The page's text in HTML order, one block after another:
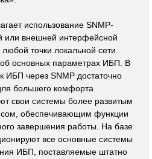
использование SNMP-
или внешней интерфейсной
точки локальной сети
основных параметрах ИБП. В
ИБП через SNMP достаточно
большего комфорта
свои системы более развитым
обеспечивающим функции
завершения работы. На базе
все основные системы
ИБП, поставляемые штатно